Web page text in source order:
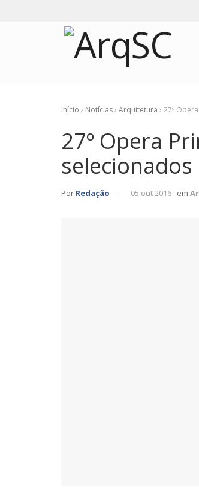
Início › Notícias› Arquitetura › 27º
27º Opera
selecionados
Por Redação 05 out 2016 em